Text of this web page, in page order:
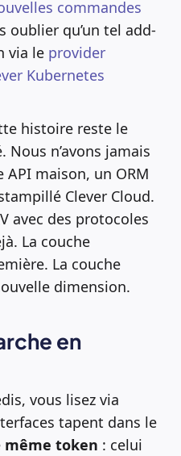
commandes
oublier qu’un tel add-
via le provider
Kubernetes
histoire reste le
n’avons jamais
maison, un ORM
Clever Cloud.
avec des protocoles
La couche
La couche
dimension.
en
vous lisez via
tapent dans le
même token : celui